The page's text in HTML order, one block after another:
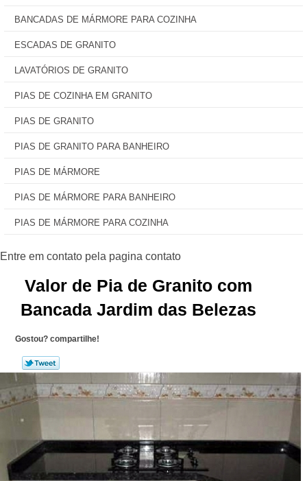
BANCADAS DE MÁRMORE PARA COZINHA
ESCADAS DE GRANITO
LAVATÓRIOS DE GRANITO
PIAS DE COZINHA EM GRANITO
PIAS DE GRANITO
PIAS DE GRANITO PARA BANHEIRO
PIAS DE MÁRMORE
PIAS DE MÁRMORE PARA BANHEIRO
PIAS DE MÁRMORE PARA COZINHA
Valor de Pia de Granito com
Bancada Jardim das Belezas
Gostou? compartilhe!